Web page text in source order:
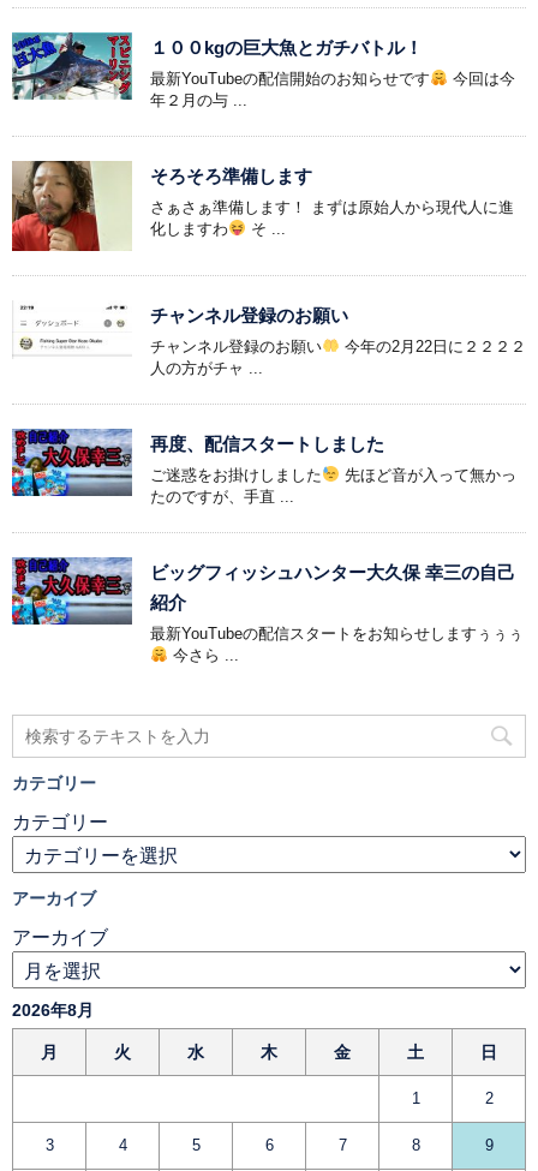
１００kgの巨大魚とガチバトル！
最新YouTubeの配信開始のお知らせです
今回は今
年２月の与 ...
そろそろ準備します
さぁさぁ準備します！ まずは原始人から現代人に進
化しますわ
そ ...
チャンネル登録のお願い
チャンネル登録のお願い
今年の2月22日に２２２２
人の方がチャ ...
再度、配信スタートしました
ご迷惑をお掛けしました
先ほど音が入って無かっ
たのですが、手直 ...
ビッグフィッシュハンター大久保 幸三の自己
紹介
最新YouTubeの配信スタートをお知らせしますぅぅぅ
今さら ...
カテゴリー
カテゴリー
アーカイブ
アーカイブ
2026年8月
月 火 水 木 金 土 日
1 2
3 4 5 6 7 8 9